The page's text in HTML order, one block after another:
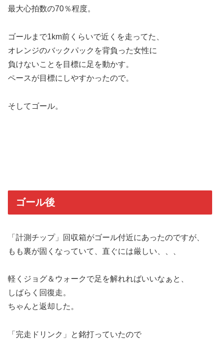
最大心拍数の70％程度。
ゴールまで1km前くらいで近くを走ってた、
オレンジのバックパックを背負った女性に
負けないことを目標に足を動かす。
ペースが目標にしやすかったので。
そしてゴール。
ゴール後
「計測チップ」回収箱がゴール付近にあったのですが、
もも裏が固くなっていて、直ぐには厳しい、、、
軽くジョグ＆ウォークで足を解れればいいなぁと、
しばらく回復走。
ちゃんと返却した。
「完走ドリンク」と銘打っていたので